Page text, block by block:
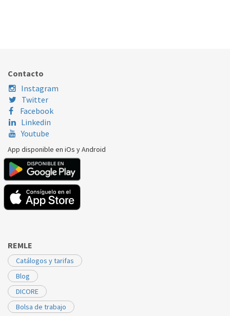
Contacto
Instagram
Twitter
Facebook
Linkedin
Youtube
App disponible en iOs y Android
REMLE
Catálogos y tarifas
Blog
DICORE
Bolsa de trabajo